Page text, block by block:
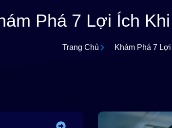
Phá 7 Lợi Ích
Trang Chủ Khám Phá 7